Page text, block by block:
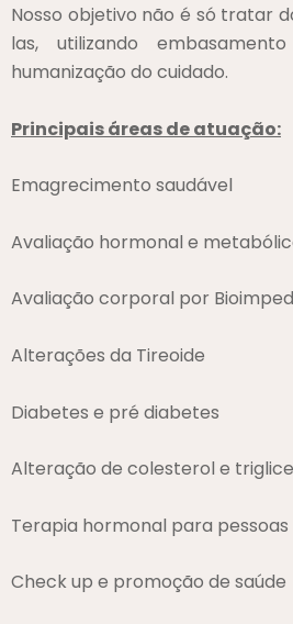
Nosso objetivo não é só tratar
las, utilizando
humanização do cuidado.
Principais áreas de atuação:
Emagrecimento saudável
Avaliação hormonal e
Avaliação corporal por
Alterações da Tireoide
Diabetes e pré diabetes
Alteração de colesterol e
Terapia hormonal para pessoas
Check up e promoção de saúde